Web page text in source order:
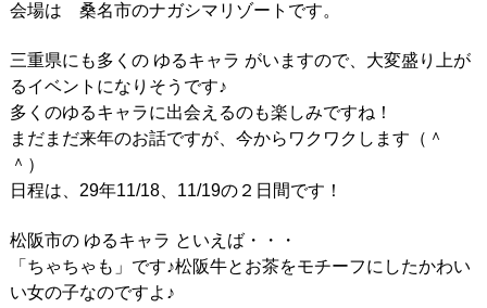
会場は 桑名市のナガシマリゾートです。
三重県にも多くの ゆるキャラ がいますので、大変盛り上が
るイベントになりそうです♪
多くのゆるキャラに出会えるのも楽しみですね！
まだまだ来年のお話ですが、今からワクワクします（＾
＾）
日程は、29年11/18、11/19の２日間です！
松阪市の ゆるキャラ といえば・・・
「ちゃちゃも」です♪松阪牛とお茶をモチーフにしたかわい
い女の子なのですよ♪